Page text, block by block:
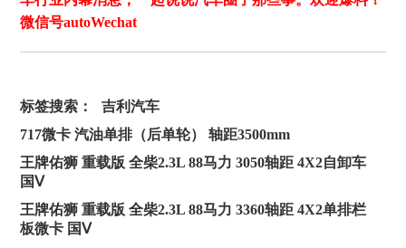
微信号autoWechat
标签搜索：
吉利汽车
717微卡 汽油单排（后单轮） 轴距3500mm
王牌佑狮 重载版 全柴2.3L 88马力 3050轴距 4X2自卸车
国Ⅴ
王牌佑狮 重载版 全柴2.3L 88马力 3360轴距 4X2单排栏
板微卡 国Ⅴ